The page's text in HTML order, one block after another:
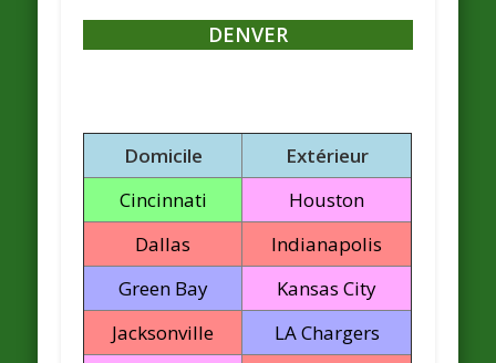
DENVER
Domicile
Extérieur
Cincinnati
Houston
Dallas
Indianapolis
Green Bay
Kansas City
Jacksonville
LA Chargers